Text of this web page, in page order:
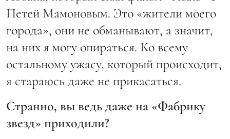
Петей Мамоновым. Это «жители моего
города», они не обманывают, а значит,
на них я могу опираться. Ко всему
остальному ужасу, который происходит,
я стараюсь даже не прикасаться.
Странно, вы ведь даже на «Фабрику
звезд» приходили?